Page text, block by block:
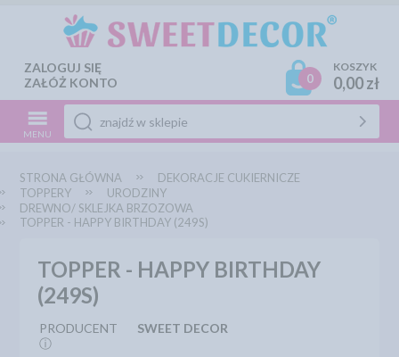
ZALOGUJ SIĘ
ZAŁÓŻ KONTO
0
KOSZYK
0,00 zł
MENU
STRONA GŁÓWNA
DEKORACJE CUKIERNICZE
TOPPERY
URODZINY
DREWNO/ SKLEJKA BRZOZOWA
TOPPER - HAPPY BIRTHDAY (249S)
TOPPER - HAPPY BIRTHDAY
(249S)
PRODUCENT
ⓘ
SWEET DECOR